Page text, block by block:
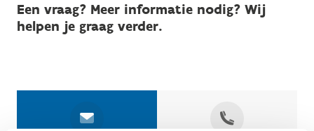
Een vraag? Meer informatie nodig? Wij
helpen je graag verder.